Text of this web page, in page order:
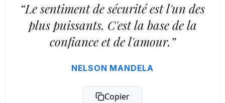
“Le sentiment de sécurité est l'un des
plus puissants. C'est la base de la
confiance et de l'amour.”
NELSON MANDELA
Copier